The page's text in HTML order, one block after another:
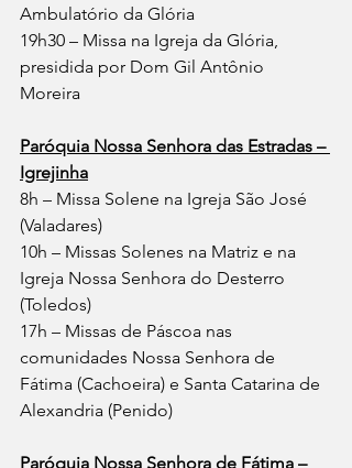
Ambulatório da Glória
19h30 – Missa na Igreja da Glória,
presidida por Dom Gil Antônio
Moreira
Paróquia Nossa Senhora das Estradas –
Igrejinha
8h – Missa Solene na Igreja São José
(Valadares)
10h – Missas Solenes na Matriz e na
Igreja Nossa Senhora do Desterro
(Toledos)
17h – Missas de Páscoa nas
comunidades Nossa Senhora de
Fátima (Cachoeira) e Santa Catarina de
Alexandria (Penido)
Paróquia Nossa Senhora de Fátima –